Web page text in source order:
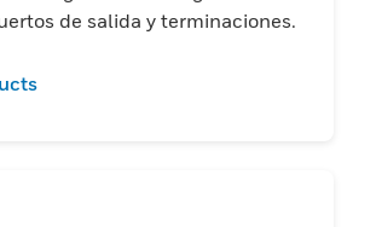
de salida y terminaciones.